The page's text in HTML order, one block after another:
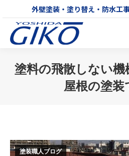
外壁塗装・塗り替え・防水工
塗料の飛散しない
屋根の塗装
塗装職人ブログ